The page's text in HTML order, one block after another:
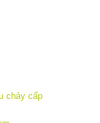
chảy cấp